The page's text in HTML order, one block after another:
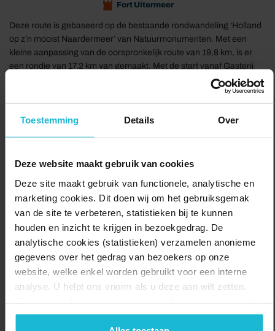
Toestemming Details Over
Deze website maakt gebruik van cookies
Deze site maakt gebruik van functionele, analytische en
marketing cookies. Dit doen wij om het gebruiksgemak
van de site te verbeteren, statistieken bij te kunnen
houden en inzicht te krijgen in bezoekgedrag. De
analytische cookies (statistieken) verzamelen anonieme
gegevens over het gedrag van bezoekers op onze
website, welke enkel worden gebruikt voor een interne
analyse. U helpt ons enorm als u deze aan wilt zetten.
geen commerciële doelstelling. U kunt deze cookies via
Fort Uitermeer
Deze route is gebaseerd op de bestaande rondwandeling ‘Holland
op z’n mooist Naardermeer’ van Natuurmonumenten. Met een
kleine aanpassing van de oorspronkelijk route van 19,8 km, is er
een rondje van 17,2 km van gemaakt. Met de start vanaf Gasterij
Stadzigt wandel je deels over bestaande wegen die soms dicht bij
autowegen komen, maar ook via behoorlijk modderige paden en
over vlon-derpaden dwars door het natuurgebied. Halverwege is
een mooi terras voor een koffiestop bij restau-rant Uit & Meer bij
Naar de route Delen: